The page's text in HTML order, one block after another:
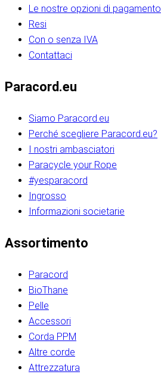
Le nostre opzioni di pagamento
Resi
Con o senza IVA
Contattaci
Paracord.eu
Siamo Paracord.eu
Perché scegliere Paracord.eu?
I nostri ambasciatori
Paracycle your Rope
#yesparacord
Ingrosso
Informazioni societarie​​​​‌ ‍ ​‍​‍‌‍ ‌ ​‍‌‍‍‌‌‍‌ ‌‍‍‌‌‍ ‍​‍​‍​ ‍‍​‍​‍‌ ​ ‌‍​‌‌‍ ‍‌‍‍‌‌ ‌​‌ ‍‌​‍ ‍‌‍‍‌‌‍ ​‍​‍​‍ ​​‍​‍‌‍‍​‌ ​‍‌‍‌‌‌‍‌‍​‍​‍​ ‍‍​‍​‍‌‍‍​‌ ‌​‌ ‌​‌ ​​‌ ​ ​ ‍‍​‍ ​‍ ‌ ​​‌‍​‌‌ ​‍‌‍​‌‌‍​ ‌‍ ‌ ​‍‌‍‌​​‍ ‍‌ ​ ‌‍​‌‌‍ ‍‌‍‍‌‌ ‌​‌ ‍‌​‍ ‍‌ ​ ‌ ‌​‌ ‌‌‌‍‌​‌‍‍‌‌‍ ​‍ ‌‍‍‌‌‍ ‍‌ ‌​‌‍‌‌‌‍ ‍‌ ‌​​‍ ‌‍‌‌‌‍‌​‌‍‍‌‌ ‌​​‍ ‌‍ ‌‌‍ ‌‍‌​‌‍‌‌​ ‌‌ ​​‌ ​‍‌‍‌‌‌ ​ ‌‍‌‌‌‍ ‍‌ ‌​‌‍​‌‌ ‌​‌‍‍‌‌‍ ‌‍ ‍​ ‍ ‌‍‍‌‌‍‌​​ ‌‌‍‌‍‌‍ ‌‍ ‌ ‌​‌‍‌‌‌ ​‍​‍ ‌‌‍​‍‌ ​‍‌‍​‌‌‍ ‍‌‍‌​​‍ ‌‌‍‍‌‌‍ ‌‌ ​​‌ ​‍‌‍‍‌‌‍ ‍‌ ‌​​ ‍ ‌ ‌​‌ ‍‌‌ ​​‌‍‌‌​ ‌‌ ‌​‌ ​‍‌‍​‌‌‍ ‍‌ ​ ‌‍ ​‌‍​‌‌ ‌​‌‍‌‌‌‍‌​​‍ ‌‌‍ ‌‌‍‌‌‌ ​ ‌ ​ ‌‍​‌‌‍‌ ‌‍‌‌​ ‍ ‌ ​​‌‍​‌‌ ‌​‌‍‍​​ ‌‌ ‌‍‌‍​‌‌‍ ​‌ ‌‌‌‍‌‌​‍ ‍‌‍‍‌‌ ‌​‌‌ ‌​‍‌‌‌‌​​ ‌‍​‍‌‍​‌‌ ​ ‌‍‌‌‌‌‌‌‌ ​‍‌‍ ​​ ‌‌‍‍​‌ ‌​‌ ‌​‌ ​​‌ ​ ​‍‌‌​ ​ ‌​​‌​‍‌‌​ ​‍‌​‌‍​‍‌‌​ ​‍‌​‌‍‌ ​​‌‍​‌‌ ​‍‌‍​‌‌‍​ ‌‍ ‌ ​‍‌‍‌​​‍ ‍‌ ​ ‌‍​‌‌‍ ‍‌‍‍‌‌ ‌​‌ ‍‌​‍ ‍‌ ​ ‌ ‌​‌ ‌‌‌‍‌​‌‍‍‌‌‍ ​‍‌‍‌‍‍‌‌‍‌​​ ‌‌‍‌‍‌‍ ‌‍ ‌ ‌​‌‍‌‌‌ ​‍​‍ ‌‌‍​‍‌ ​‍‌‍​‌‌‍ ‍‌‍‌​​‍ ‌‌‍‍‌‌‍ ‌‌ ​​‌ ​‍‌‍‍‌‌‍ ‍‌ ‌​​‍‌‍‌ ‌​‌ ‍‌‌ ​​‌‍‌‌​ ‌‌ ‌​‌ ​‍‌‍​‌‌‍ ‍‌ ​ ‌‍ ​‌‍​‌‌ ‌​‌‍‌‌‌‍‌​​‍ ‌‌‍ ‌‌‍‌‌‌ ​ ‌ ​ ‌‍​‌‌‍‌ ‌‍‌‌​‍‌‍‌ ​​‌‍​‌‌ ‌​‌‍‍​​ ‌‌ ‌‍‌‍​‌‌‍ ​‌ ‌‌‌‍‌‌​‍ ‍‌‍‍‌‌ ‌​‌‌ ‌​‍‌‌‌‌​​‍‌‍‌ ​​‌‍‌‌‌ ​‍‌ ​ ‌ ​​‌‍‌‌‌‍​ ‌ ‌​‌‍‍‌‌ ‌‍‌‍‌‌​ ‌‌ ​​‌ ‌‌‌‍​‍‌‍ ​‌‍‍‌‌ ​ ‌‍‍​‌‍‌‌‌‍‌​​‍​‍‌ ‌​​​​‌ ‍ ​‍​‍‌‍ ‌ ​‍‌‍‍‌‌‍‌ ‌‍‍‌‌‍ ‍​‍​‍​ ‍‍​‍​‍‌ ​ ‌‍​‌‌‍ ‍‌‍‍‌‌ ‌​‌ ‍‌​‍ ‍‌‍‍‌‌‍ ​‍​‍​‍ ​​‍​‍‌‍‍​‌ ​‍‌‍‌‌‌‍‌‍​‍​‍​ ‍‍​‍​‍‌‍‍​‌ ‌​‌ ‌​‌ ​​‌ ​ ​ ‍‍​‍ ​‍ ‌ ​​‌‍​‌‌ ​‍‌‍​‌‌‍​ ‌‍ ‌ ​‍‌‍‌​​‍ ‍‌ ​ ‌‍​‌‌‍ ‍‌‍‍‌‌ ‌​‌ ‍‌​‍ ‍‌ ​ ‌ ‌​‌ ‌‌‌‍‌​‌‍‍‌‌‍ ​‍ ‌‍‍‌‌‍ ‍‌ ‌​‌‍‌‌‌‍ ‍‌ ‌​​‍ ‌‍‌‌‌‍‌​‌‍‍‌‌ ‌​​‍ ‌‍ ‌‌‍ ‌‍‌​‌‍‌‌​ ‌‌ ​​‌ ​‍‌‍‌‌‌ ​ ‌‍‌‌‌‍ ‍‌ ‌​‌‍​‌‌ ‌​‌‍‍‌‌‍ ‌‍ ‍​ ‍ ‌‍‍‌‌‍‌​​ ‌‌‍‌‍‌‍ ‌‍ ‌ ‌​‌‍‌‌‌ ​‍​‍ ‌‌‍​‍‌ ​‍‌‍​‌‌‍ ‍‌‍‌​​‍ ‌‌‍‍‌‌‍ ‌‌ ​​‌ ​‍‌‍‍‌‌‍ ‍‌ ‌​​ ‍ ‌ ‌​‌ ‍‌‌ ​​‌‍‌‌​ ‌‌ ‌​‌ ​‍‌‍​‌‌‍ ‍‌ ​ ‌‍ ​‌‍​‌‌ ‌​‌‍‌‌‌‍‌​​‍ ‌‌‍ ‌‌‍‌‌‌ ​ ‌ ​ ‌‍​‌‌‍‌ ‌‍‌‌​ ‍ ‌ ​​‌‍​‌‌ ‌​‌‍‍​​ ‌‌ ‌‍‌‍​‌‌‍ ​‌ ‌‌‌‍‌‌​‍ ‍‌‍‍‌‌ ‌​‌‌ ‌​‍‌‌‌‌​​ ‌‍​‍‌‍​‌‌ ​ ‌‍‌‌‌‌‌‌‌ ​‍‌‍ ​​ ‌‌‍‍​‌ ‌​‌ ‌​‌ ​​‌ ​ ​‍‌‌​ ​ ‌​​‌​‍‌‌​ ​‍‌​‌‍​‍‌‌​ ​‍‌​‌‍‌ ​​‌‍​‌‌ ​‍‌‍​‌‌‍​ ‌‍ ‌ ​‍‌‍‌​​‍ ‍‌ ​ ‌‍​‌‌‍ ‍‌‍‍‌‌ ‌​‌ ‍‌​‍ ‍‌ ​ ‌ ‌​‌ ‌‌‌‍‌​‌‍‍‌‌‍ ​‍‌‍‌‍‍‌‌‍‌​​ ‌‌‍‌‍‌‍ ‌‍ ‌ ‌​‌‍‌‌‌ ​‍​‍ ‌‌‍​‍‌ ​‍‌‍​‌‌‍ ‍‌‍‌​​‍ ‌‌‍‍‌‌‍ ‌‌ ​​‌ ​‍‌‍‍‌‌‍ ‍‌ ‌​​‍‌‍‌ ‌​‌ ‍‌‌ ​​‌‍‌‌​ ‌‌ ‌​‌ ​‍‌‍​‌‌‍ ‍‌ ​ ‌‍ ​‌‍​‌‌ ‌​‌‍‌‌‌‍‌​​‍ ‌‌‍ ‌‌‍‌‌‌ ​ ‌ ​ ‌‍​‌‌‍‌ ‌‍‌‌​‍‌‍‌ ​​‌‍​‌‌ ‌​‌‍‍​​ ‌‌ ‌‍‌‍​‌‌‍ ​‌ ‌‌‌‍‌‌​‍ ‍‌‍‍‌‌ ‌​‌‌ ‌​‍‌‌‌‌​​‍‌‍‌ ​​‌‍‌‌‌ ​‍‌ ​ ‌ ​​‌‍‌‌‌‍​ ‌ ‌​‌‍‍‌‌ ‌‍‌‍‌‌​ ‌‌ ​​‌ ‌‌‌‍​‍‌‍ ​‌‍‍‌‌ ​ ‌‍‍​‌‍‌‌‌‍‌​​‍​‍‌ ‌
Assortimento
Paracord
BioThane
Pelle
Accessori
Corda PPM
Altre corde
Attrezzatura